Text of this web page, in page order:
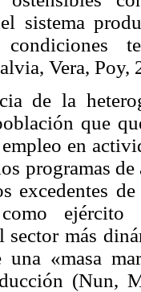
sistema
Vera, Poy,
de la
que
en
programas
excedentes
como
sector más
una «masa
(Nun,